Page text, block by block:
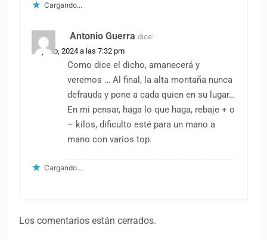
Cargando...
Antonio Guerra dice:
26 junio, 2024 a las 7:32 pm
Como dice el dicho, amanecerá y
veremos … Al final, la alta montaña nunca
defrauda y pone a cada quien en su lugar…
En mi pensar, haga lo que haga, rebaje + o
– kilos, dificulto esté para un mano a
mano con varios top.
Cargando...
Los comentarios están cerrados.